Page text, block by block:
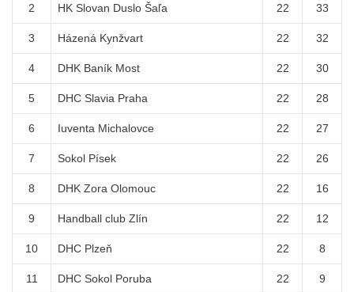
2 HK Slovan Duslo Šaľa 22 33
3 Házená Kynžvart 22 32
4 DHK Baník Most 22 30
5 DHC Slavia Praha 22 28
6 Iuventa Michalovce 22 27
7 Sokol Písek 22 26
8 DHK Zora Olomouc 22 16
9 Handball club Zlín 22 12
10 DHC Plzeň 22 8
11 DHC Sokol Poruba 22 9